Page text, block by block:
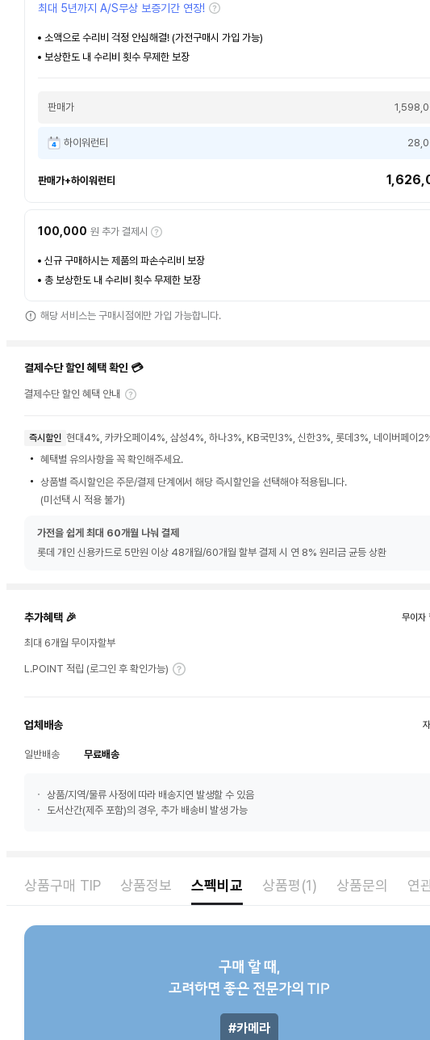
최대 5년까지 A/S무상 보증기간 연장!
소액으로 수리비 걱정 안심해결! (가전구매시 가입 가능)
보상한도 내 수리비 횟수 무제한 보장
판매가
하이워런티
판매가+하이워런티
100,000 원 추가 결제시
신규 구매하시는 제품의 파손수리비 보장
총 보상한도 내 수리비 횟수 무제한 보장
해당 서비스는 구매시점에만 가입 가능합니다.
결제수단 할인 혜택 확인 💳
결제수단 할인 혜택 안내
즉시할인 현대4%, 카카오페이4%, 삼성4%, 하나3%, KB국민3%, 신한3%, 롯데3%, 네이버페이
혜택별 유의사항을 꼭 확인해주세요.
상품별 즉시할인은 주문/결제 단계에서 해당 즉시할인을 선택해야 적용됩니다.
(미선택 시 적용 불가)
가전을 쉽게 최대 60개월 나눠 결제
롯데 개인 신용카드로 5만원 이상 48개월/60개월 할부 결제 시 연 8% 원리금 균등 상환
추가혜택 🎉 무이자
최대 6개월 무이자할부
L.POINT 적립 (로그인 후 확인가능)
업체배송
일반배송 무료배송
상품/지역/물류 사정에 따라 배송지연 발생할 수 있음
도서산간(제주 포함)의 경우, 추가 배송비 발생 가능
상품구매 TIP 상품정보 스펙비교 상품평(1) 상품문의 연
구매 할 때,
고려하면 좋은 전문가의 TIP
카메라